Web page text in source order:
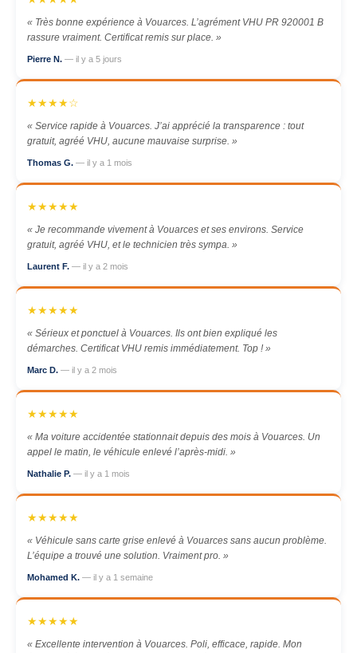
« Très bonne expérience à Vouarces. L’agrément VHU PR 920001 B
rassure vraiment. Certificat remis sur place. »
Pierre N. — il y a 5 jours
★★★★☆
« Service rapide à Vouarces. J’ai apprécié la transparence : tout
gratuit, agréé VHU, aucune mauvaise surprise. »
Thomas G. — il y a 1 mois
★★★★★
« Je recommande vivement à Vouarces et ses environs. Service
gratuit, agréé VHU, et le technicien très sympa. »
Laurent F. — il y a 2 mois
★★★★★
« Sérieux et ponctuel à Vouarces. Ils ont bien expliqué les
démarches. Certificat VHU remis immédiatement. Top ! »
Marc D. — il y a 2 mois
★★★★★
« Ma voiture accidentée stationnait depuis des mois à Vouarces. Un
appel le matin, le véhicule enlevé l’après-midi. »
Nathalie P. — il y a 1 mois
★★★★★
« Véhicule sans carte grise enlevé à Vouarces sans aucun problème.
L’équipe a trouvé une solution. Vraiment pro. »
Mohamed K. — il y a 1 semaine
★★★★★
« Excellente intervention à Vouarces. Poli, efficace, rapide. Mon